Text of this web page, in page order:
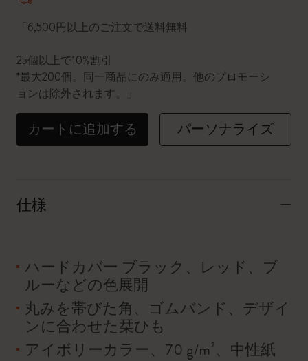
「6,500円以上のご注文で送料無料
25個以上で10%割引
*最大200個。同一商品にのみ適用。他のプロモーシ
ョンは除外されます。」
カートに追加する パーソナライズ
仕様
ハードカバー ブラック、レッド、ブ
ルーなどの色展開
丸みを帯びた角、ゴムバンド、デザイ
ンに合わせた栞ひも
アイボリーカラー、70 g/m²、中性紙